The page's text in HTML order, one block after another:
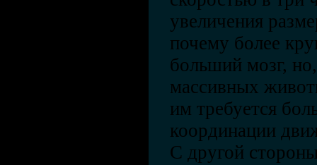
увеличения
почему более
больший мозг,
массивных
им требуется
координации
С другой